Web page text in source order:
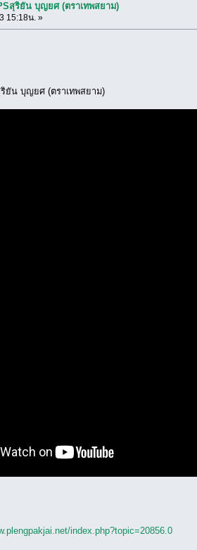
สุริยัน บุญยศ (ตราเทพสยาม)
15:18น. »
ยัน บุญยศ (ตราเทพสยาม)
index.php?topic=20856.0